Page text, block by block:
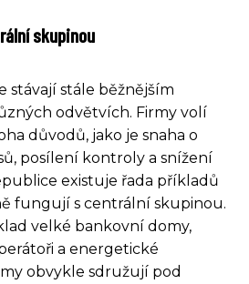
skupinou
stávají stále běžnějším
odvětvích. Firmy volí
důvodů, jako je snaha o
posílení kontroly a snížení
existuje řada příkladů
fungují s centrální skupinou.
velké bankovní domy,
a energetické
obvykle sdružují pod